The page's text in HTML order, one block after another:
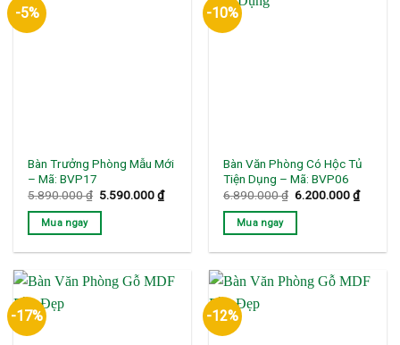
-5%
Bàn Trưởng Phòng Mẫu Mới
– Mã: BVP17
5.890.000₫ Giá
là:
5.590.000₫Giá
hiện
Mua ngay
-10%
Bàn Văn Phòng Có Hộc Tủ
Tiện Dụng – Mã: BVP06
6.890.000₫ Giá
là:
6.200.000₫Giá
hiện
Mua ngay
-17% -12%